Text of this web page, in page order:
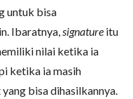
untuk bisa
Ibaratnya,signature itu
nilai ketika ia
ketika ia masih
bisa dihasilkannya.